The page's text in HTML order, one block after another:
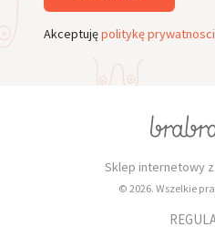
Akceptujępolitykę prywatnosci
Sklep internetowy
© 2026. Wszelkie